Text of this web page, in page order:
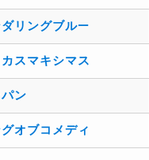
リングブルー
スマキシマス
ン
オブコメディ